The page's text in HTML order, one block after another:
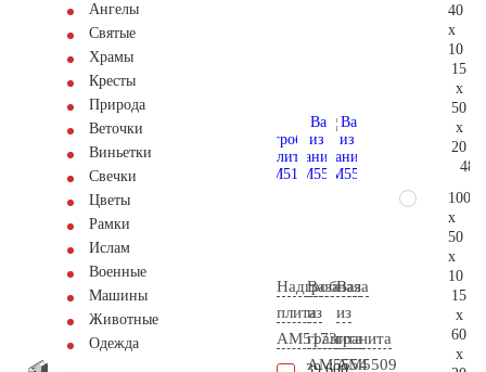
Ангелы
Святые
Храмы
Кресты
Природа
Веточки
Виньетки
Свечки
Цветы
Рамки
Ислам
Военные
Машины
Животные
Одежда
Надгробная
плита
AM5173
Ваза
из
гранита
AM5554
Ваза
из
гранита
AM5509
40
x
10
15
x
50
x
20
100
x
50
x
10
15
x
60
x